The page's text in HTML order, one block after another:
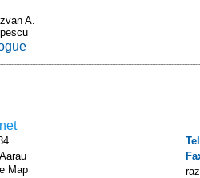
de rendez-vous en ligne
A.
Aarau
Map